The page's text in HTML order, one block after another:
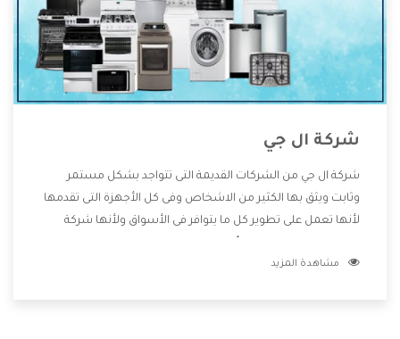
شركة ال جي
شركة ال جي من الشركات القديمة التى تتواجد بشكل مستمر
وثابت ويثق بها الكثير من الاشخاص وفى كل الأجهزة التى تقدمها
لأنها تعمل على تطوير كل ما يتوافر فى الأسواق ولأنها شركة
وتقدم للعملاء أقوى العروض والخصومات التى تسهل على
مشاهدة المزيد